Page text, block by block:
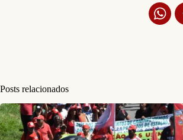
Posts relacionados